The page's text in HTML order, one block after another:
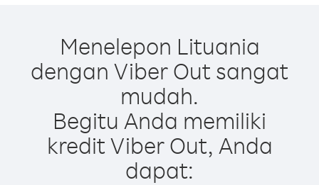
Menelepon Lituania
dengan Viber Out sangat
mudah.
Begitu Anda memiliki
kredit Viber Out, Anda
dapat: